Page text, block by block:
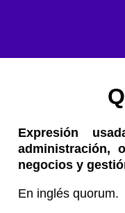
Expresión
administración,
negocios y
En inglés quorum.